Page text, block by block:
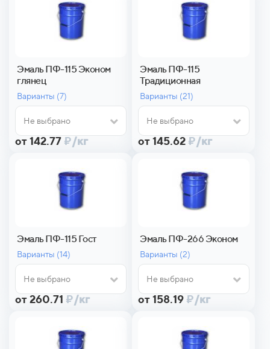
Эмаль ПФ-115 Эконом
глянец
Варианты (7)
Не выбрано
от 142.77 ₽/кг
Эмаль ПФ-115
Традиционная
Варианты (21)
Не выбрано
от 145.62 ₽/кг
Эмаль ПФ-115 Гост
Варианты (14)
Не выбрано
от 260.71 ₽/кг
Эмаль ПФ-266 Эконом
Варианты (2)
Не выбрано
от 158.19 ₽/кг